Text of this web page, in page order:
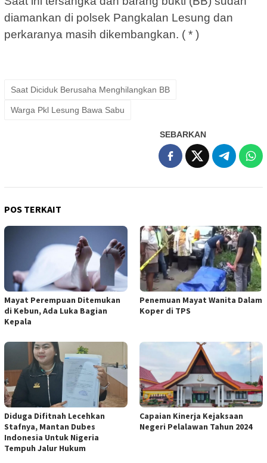
diamankan di polsek Pangkalan Lesung dan
perkaranya masih dikembangkan. ( * )
Saat Diciduk Berusaha Menghilangkan BB
Warga Pkl Lesung Bawa Sabu
SEBARKAN
POS TERKAIT
Mayat Perempuan Ditemukan
di Kebun, Ada Luka Bagian
Kepala
Penemuan Mayat Wanita Dalam
Koper di TPS
Diduga Difitnah Lecehkan
Stafnya, Mantan Dubes
Indonesia Untuk Nigeria
Tempuh Jalur Hukum
Capaian Kinerja Kejaksaan
Negeri Pelalawan Tahun 2024